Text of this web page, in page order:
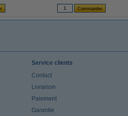
Service clients
Contact
Livraison
Paiement
Garantie